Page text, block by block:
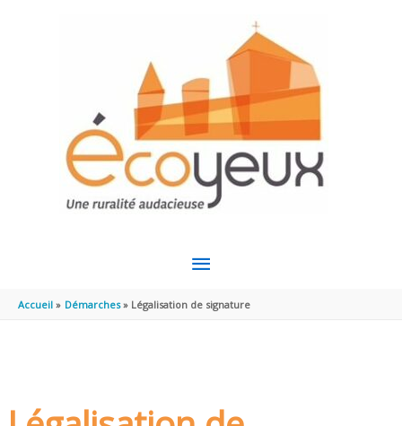
MENU
PRINCIPAL
Accueil Démarches Légalisation de signature